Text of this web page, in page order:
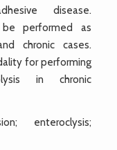
disease.
be performed as
chronic cases.
for performing
in chronic
enteroclysis;